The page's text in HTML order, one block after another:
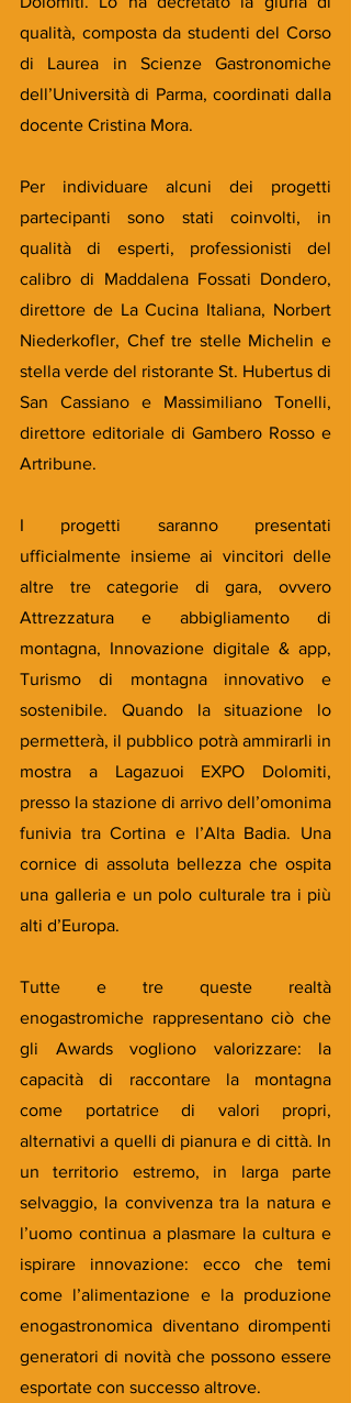
qualità, composta da studenti del Corso
di Laurea in Scienze Gastronomiche
dell’Università di Parma, coordinati dalla
docente Cristina Mora.
Per individuare alcuni dei progetti
partecipanti sono stati coinvolti, in
qualità di esperti, professionisti del
calibro di Maddalena Fossati Dondero,
direttore de La Cucina Italiana, Norbert
Niederkofler, Chef tre stelle Michelin e
stella verde del ristorante St. Hubertus di
San Cassiano e Massimiliano Tonelli,
direttore editoriale di Gambero Rosso e
Artribune.
I progetti saranno presentati
ufficialmente insieme ai vincitori delle
altre tre categorie di gara, ovvero
Attrezzatura e abbigliamento di
montagna, Innovazione digitale & app,
Turismo di montagna innovativo e
sostenibile. Quando la situazione lo
permetterà, il pubblico potrà ammirarli in
mostra a Lagazuoi EXPO Dolomiti,
presso la stazione di arrivo dell’omonima
funivia tra Cortina e l’Alta Badia. Una
cornice di assoluta bellezza che ospita
una galleria e un polo culturale tra i più
alti d’Europa.
Tutte e tre queste realtà
enogastromiche rappresentano ciò che
gli Awards vogliono valorizzare: la
capacità di raccontare la montagna
come portatrice di valori propri,
alternativi a quelli di pianura e di città. In
un territorio estremo, in larga parte
selvaggio, la convivenza tra la natura e
l’uomo continua a plasmare la cultura e
ispirare innovazione: ecco che temi
come l’alimentazione e la produzione
enogastronomica diventano dirompenti
generatori di novità che possono essere
esportate con successo altrove.